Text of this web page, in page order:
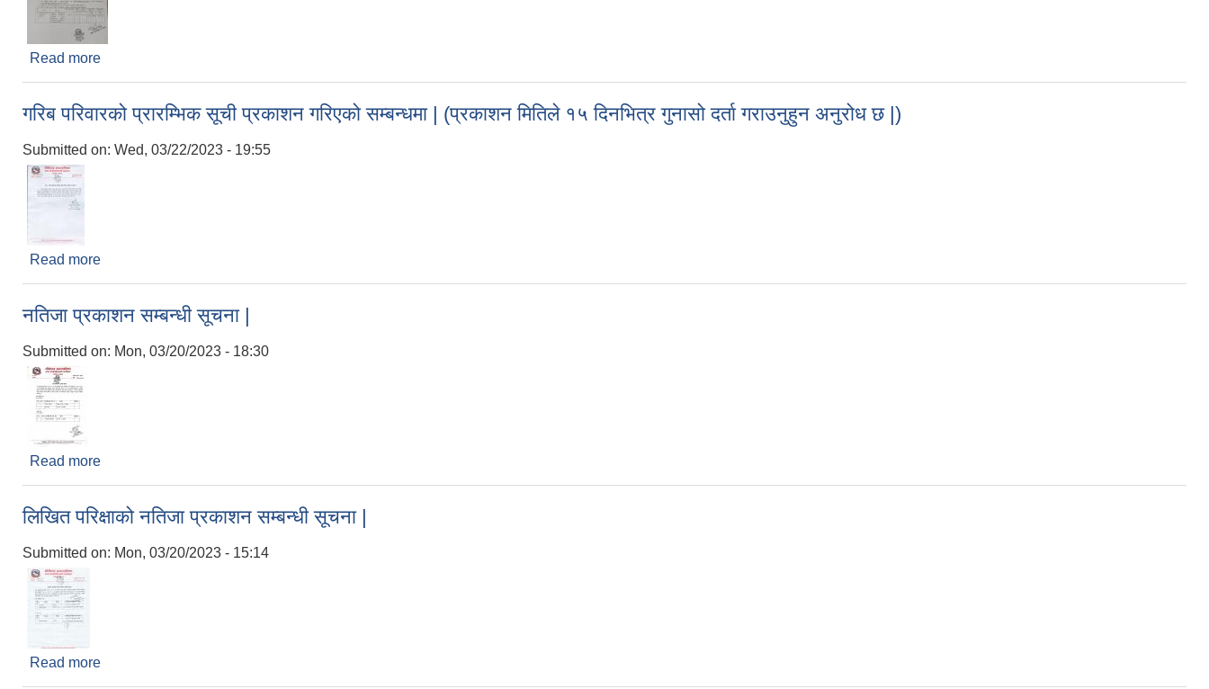
Read more
गरिब परिवारको प्रारम्भिक सूची प्रकाशन गरिएको सम्बन्धमा | (प्रकाशन मितिले १५ दिनभित्र गुनासो दर्ता गराउनुहुन अनुरोध छ |)
Submitted on: Wed, 03/22/2023 - 19:55
Read more
नतिजा प्रकाशन सम्बन्धी सूचना |
Submitted on: Mon, 03/20/2023 - 18:30
Read more
लिखित परिक्षाको नतिजा प्रकाशन सम्बन्धी सूचना |
Submitted on: Mon, 03/20/2023 - 15:14
Read more